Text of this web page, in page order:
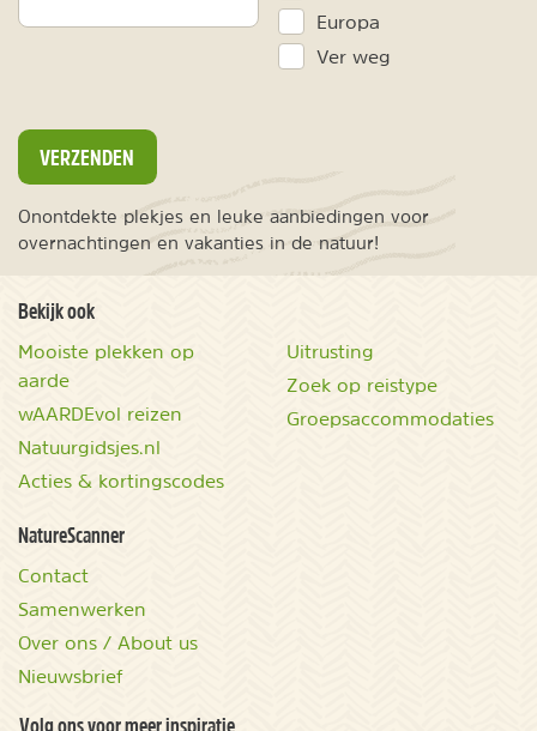
Europa
Ver weg
VERZENDEN
Onontdekte plekjes en leuke aanbiedingen voor
overnachtingen en vakanties in de natuur!
Bekijk ook
Mooiste plekken op
aarde
wAARDEvol reizen
Natuurgidsjes.nl
Acties & kortingscodes
Uitrusting
Zoek op reistype
Groepsaccommodaties
NatureScanner
Contact
Samenwerken
Over ons / About us
Nieuwsbrief